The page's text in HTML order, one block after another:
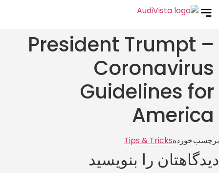
President Trumpt –
Coronavirus
Guidelines for
America
برچسب خوردهTips & Tricks
دیدگاهتان را بنویسید